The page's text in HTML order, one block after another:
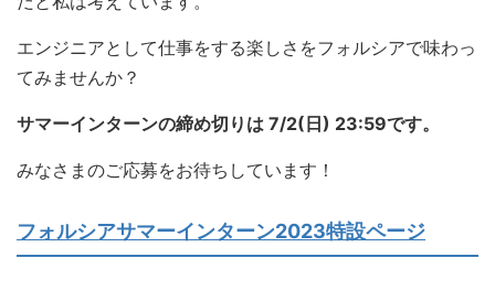
エンジニアとして仕事をする楽しさをフォルシアで味わっ
てみませんか？
サマーインターンの締め切りは 7/2(日) 23:59です。
みなさまのご応募をお待ちしています！
フォルシアサマーインターン2023特設ページ